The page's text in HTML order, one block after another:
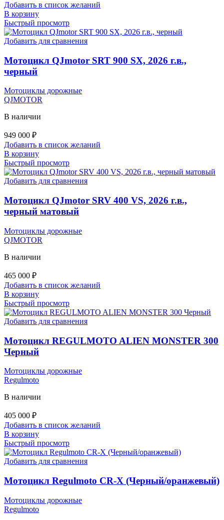
Добавить в список желаний
В корзину
Быстрый просмотр
Добавить для сравнения
Мотоцикл QJmotor SRT 900 SX, 2026 г.в.,
черный
Мотоциклы дорожные
QJMOTOR
В наличии
949 000 ₽
Добавить в список желаний
В корзину
Быстрый просмотр
Добавить для сравнения
Мотоцикл QJmotor SRV 400 VS, 2026 г.в.,
черный матовый
Мотоциклы дорожные
QJMOTOR
В наличии
465 000 ₽
Добавить в список желаний
В корзину
Быстрый просмотр
Добавить для сравнения
Мотоцикл REGULMOTO ALIEN MONSTER 300
Черный
Мотоциклы дорожные
Regulmoto
В наличии
405 000 ₽
Добавить в список желаний
В корзину
Быстрый просмотр
Добавить для сравнения
Мотоцикл Regulmoto CR-X (Черный/оранжевый)
Мотоциклы дорожные
Regulmoto